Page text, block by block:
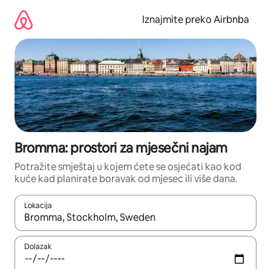
sadržaj
Iznajmite preko Airbnba
Bromma: prostori za mjesečni najam
Potražite smještaj u kojem ćete se osjećati kao kod
kuće kad planirate boravak od mjesec ili više dana.
Lokacija
Kada budu dostupni rezultati, moći ćete ih pregledati
Dolazak